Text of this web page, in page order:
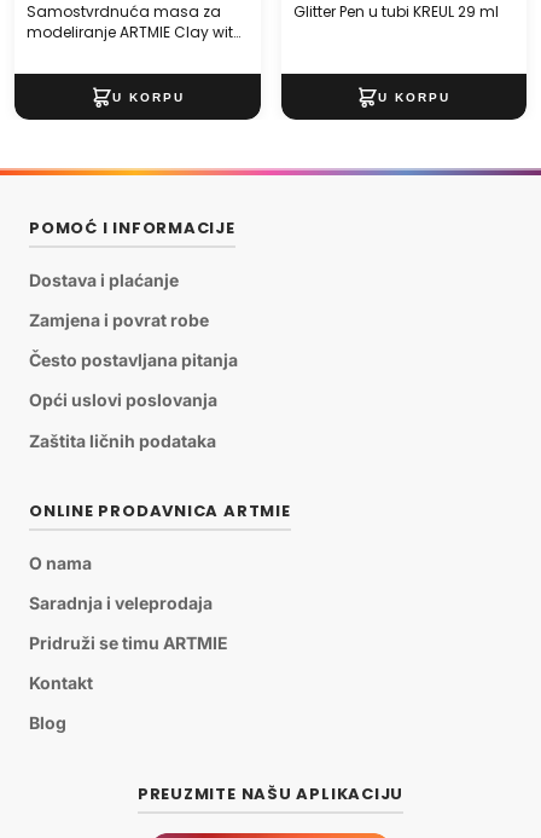
Samostvrdnuća masa za
modeliranje ARTMIE Clay with
Glitter Pen u tubi KREUL 29 ml
POMOĆ I INFORMACIJE
Dostava i plaćanje
Zamjena i povrat robe
Često postavljana pitanja
Opći uslovi poslovanja
Zaštita ličnih podataka
ONLINE PRODAVNICA ARTMIE
O nama
Saradnja i veleprodaja
Pridruži se timu ARTMIE
Kontakt
Blog
PREUZMITE NAŠU APLIKACIJU